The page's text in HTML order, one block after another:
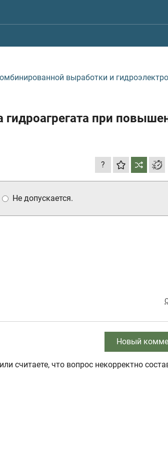
выработки и
гидроагрегата при
?
Не допускается.
Новый
считаете, что вопрос некорректно